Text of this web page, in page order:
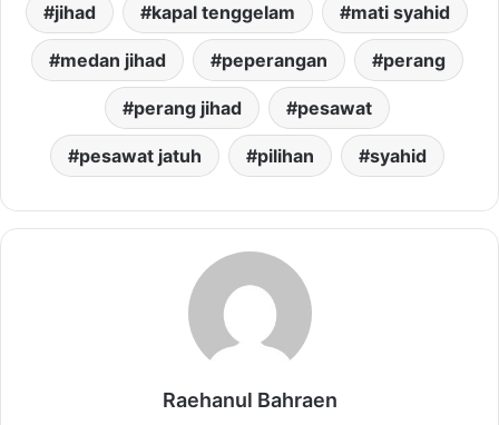
jihad kapal tenggelam mati syahid
medan jihad peperangan perang
perang jihad pesawat
pesawat jatuh pilihan syahid
Raehanul Bahraen